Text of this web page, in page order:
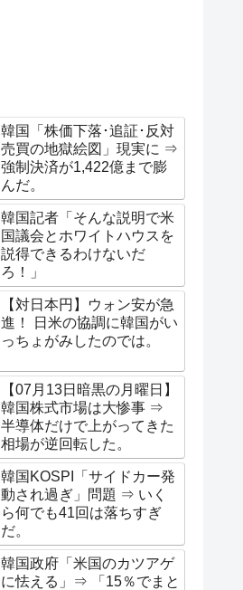
韓国「株価下落･追証･反対
売買の地獄絵図」現実に ⇒
強制決済が1,422億まで膨
んだ。
韓国記者「そんな説明で米
国議会とホワイトハウスを
説得できるわけないだ
ろ！」
【対日本円】ウォン安が急
進！ 日米の協調に韓国がい
っちょがみしたのでは。
【07月13日暗黒の月曜日】
韓国株式市場は大惨事 ⇒
半導体だけで上がってきた
相場が逆回転した。
韓国KOSPI「サイドカー発
動され過ぎ」問題 ⇒ いく
ら何でも41回は落ちすぎ
だ。
韓国政府「米国のカツアゲ
に怯える」⇒ 「15％でまと